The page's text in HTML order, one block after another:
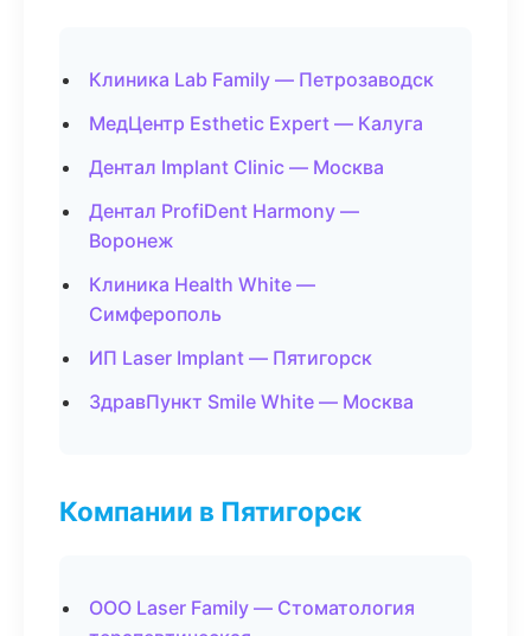
Клиника Lab Family — Петрозаводск
МедЦентр Esthetic Expert — Калуга
Дентал Implant Clinic — Москва
Дентал ProfiDent Harmony —
Воронеж
Клиника Health White —
Симферополь
ИП Laser Implant — Пятигорск
ЗдравПункт Smile White — Москва
Компании в Пятигорск
ООО Laser Family — Стоматология